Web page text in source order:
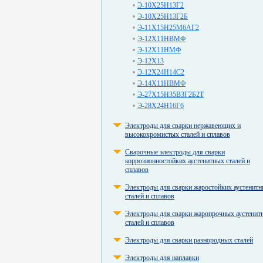
Э-10Х25Н13Г2
Э-10Х25Н13Г2Б
Э-11Х15Н25М6АГ2
Э-12Х11НВМФ
Э-12Х11НМФ
Э-12Х13
Э-12Х24Н14С2
Э-14Х11НВМФ
Э-27Х15Н35В3Г2Б2Т
Э-28Х24Н16Г6
Электроды для сварки нержавеющих и
высокохромистых сталей и сплавов
Сварочные электроды для сварки
коррозионностойких аустенитных сталей и
сплавов
Электроды для сварки жаростойких
сталей и сплавов
Электроды для сварки жаропрочных
сталей и сплавов
Электроды для сварки разнородных сталей
Электроды для наплавки